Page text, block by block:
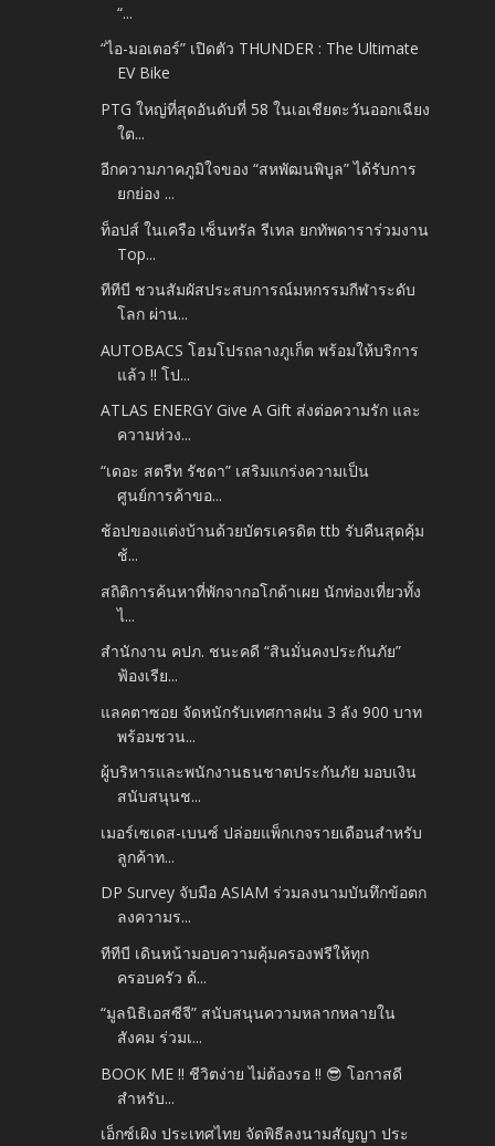
“...
“ไอ-มอเตอร์” เปิดตัว THUNDER : The Ultimate
EV Bike
PTG ใหญ่ที่สุดอันดับที่ 58 ในเอเชียตะวันออกเฉียง
ใต...
อีกความภาคภูมิใจของ “สหพัฒนพิบูล” ได้รับการ
ยกย่อง ...
ท็อปส์ ในเครือ เซ็นทรัล รีเทล ยกทัพดาราร่วมงาน
Top...
ทีทีบี ชวนสัมผัสประสบการณ์มหกรรมกีฬาระดับ
โลก ผ่าน...
AUTOBACS โฮมโปรถลางภูเก็ต พร้อมให้บริการ
แล้ว !! โป...
ATLAS ENERGY Give A Gift ส่งต่อความรัก และ
ความห่วง...
“เดอะ สตรีท รัชดา” เสริมแกร่งความเป็น
ศูนย์การค้าขอ...
ช้อปของแต่งบ้านด้วยบัตรเครดิต ttb รับคืนสุดคุ้ม
ช้...
สถิติการค้นหาที่พักจากอโกด้าเผย นักท่องเที่ยวทั้ง
ไ...
สำนักงาน คปภ. ชนะคดี “สินมั่นคงประกันภัย”
ฟ้องเรีย...
แลคตาซอย จัดหนักรับเทศกาลฝน 3 ลัง 900 บาท
พร้อมชวน...
ผู้บริหารและพนักงานธนชาตประกันภัย มอบเงิน
สนับสนุนช...
เมอร์เซเดส-เบนซ์ ปล่อยแพ็กเกจรายเดือนสำหรับ
ลูกค้าท...
DP Survey จับมือ ASIAM ร่วมลงนามบันทึกข้อตก
ลงความร...
ทีทีบี เดินหน้ามอบความคุ้มครองฟรีให้ทุก
ครอบครัว ด้...
“มูลนิธิเอสซีจี” สนับสนุนความหลากหลายใน
สังคม ร่วมเ...
BOOK ME !! ชีวิตง่าย ไม่ต้องรอ !! 😎 โอกาสดี
สำหรับ...
เอ็กซ์เผิง ประเทศไทย จัดพิธีลงนามสัญญา ประ